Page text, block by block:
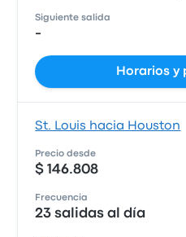
Siguiente salida
-
Horarios y
St. Louis hacia Houston
Precio desde
$ 146.808
Frecuencia
23 salidas al día